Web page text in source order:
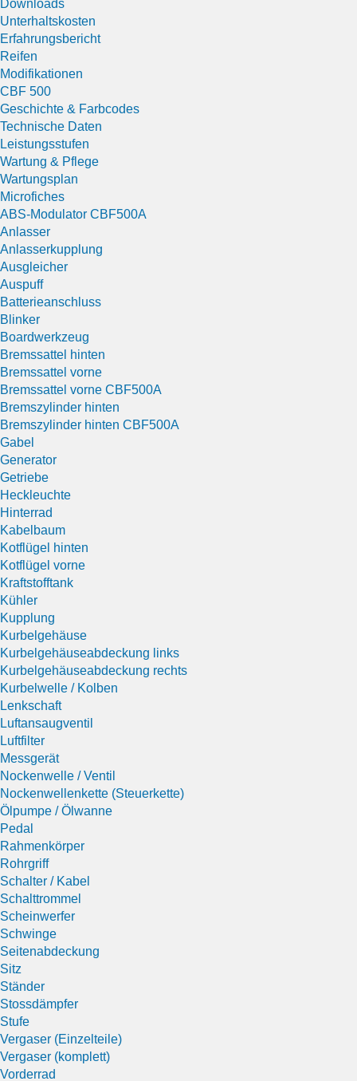
Downloads
Unterhaltskosten
Erfahrungsbericht
Reifen
Modifikationen
CBF 500
Geschichte & Farbcodes
Technische Daten
Leistungsstufen
Wartung & Pflege
Wartungsplan
Microfiches
ABS-Modulator CBF500A
Anlasser
Anlasserkupplung
Ausgleicher
Auspuff
Batterieanschluss
Blinker
Boardwerkzeug
Bremssattel hinten
Bremssattel vorne
Bremssattel vorne CBF500A
Bremszylinder hinten
Bremszylinder hinten CBF500A
Gabel
Generator
Getriebe
Heckleuchte
Hinterrad
Kabelbaum
Kotflügel hinten
Kotflügel vorne
Kraftstofftank
Kühler
Kupplung
Kurbelgehäuse
Kurbelgehäuseabdeckung links
Kurbelgehäuseabdeckung rechts
Kurbelwelle / Kolben
Lenkschaft
Luftansaugventil
Luftfilter
Messgerät
Nockenwelle / Ventil
Nockenwellenkette (Steuerkette)
Ölpumpe / Ölwanne
Pedal
Rahmenkörper
Rohrgriff
Schalter / Kabel
Schalttrommel
Scheinwerfer
Schwinge
Seitenabdeckung
Sitz
Ständer
Stossdämpfer
Stufe
Vergaser (Einzelteile)
Vergaser (komplett)
Vorderrad